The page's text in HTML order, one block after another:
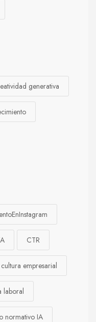
generativa
CTR
cultura empresarial
laboral
normativo IA